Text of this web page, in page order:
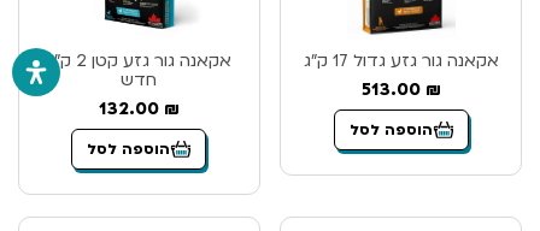
אקאנה גור גזע גדול 17 ק”ג
513.00 ₪
הוספה לסל
אקאנה גור גזע קטן 2 ק”ג
חדש
132.00 ₪
הוספה לסל